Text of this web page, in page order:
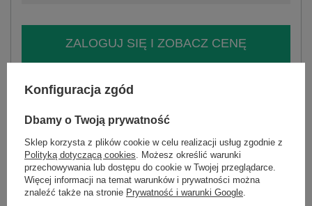
ZALOGUJ SIĘ I ZOBACZ CENĘ
Zadzwoń
+48 601 547 740
sposób prania : pranie w pralce w 30°C
Kod produktu
LK-BL-510136.89
Marka
LAKERTA
Konfiguracja zgód
Dbamy o Twoją prywatność
Sklep korzysta z plików cookie w celu realizacji usług zgodnie z
Polityką dotyczącą cookies . Możesz określić warunki
przechowywania lub dostępu do cookie w Twojej przeglądarce.
Więcej informacji na temat warunków i prywatności można
znaleźć także na stronie Prywatność i warunki Google